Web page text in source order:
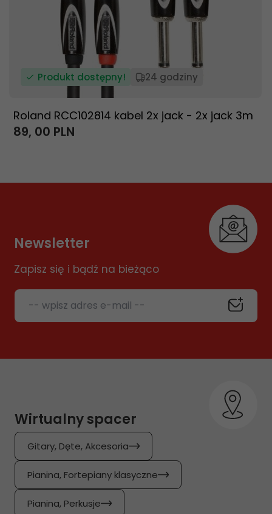
Produkt dostępny! 24 godziny
Roland RCC102814 kabel 2x jack - 2x jack 3m
89, 00 PLN
Newsletter
Zapisz się i bądź na bieżąco
-- wpisz adres e-mail --
Wirtualny spacer
Gitary, Dęte, Akcesoria
Pianina, Fortepiany klasyczne
Pianina, Perkusje